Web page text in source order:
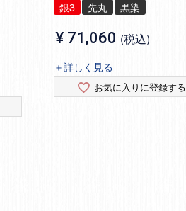
銀3 先丸 黒染
¥ 71,060 税込
＋詳しく見る
お気に入りに登録する